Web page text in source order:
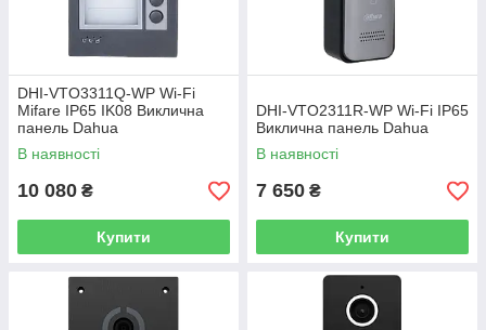
DHI-VTO3311Q-WP Wi-Fi
Mifare IP65 IK08 Виклична
панель Dahua
В наявності
10 080 ₴
Купити
DHI-VTO2311R-WP Wi-Fi IP65
Виклична панель Dahua
В наявності
7 650 ₴
Купити